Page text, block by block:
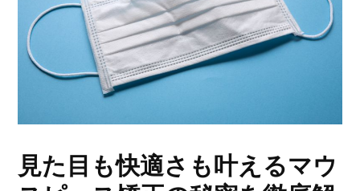
見た目も快適さも叶えるマウ